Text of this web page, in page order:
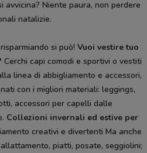
avvicina? Niente paura, non perdere
natalizie.
si può! Vuoi vestire tuo
Cerchi capi comodi e sportivi o vestiti
linea di abbigliamento e accessori,
con i migliori materiali: leggings,
accessori per capelli dalle
Collezioni invernali ed estive per
creativi e divertenti Ma anche
piatti, posate, seggiolini;